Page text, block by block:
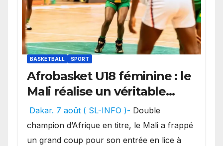
BASKETBALL SPORT
Afrobasket U18 féminine : le
Mali réalise un véritable
festival offensif et inflige
une lourde défaite au
Bénin.
Dakar. 7 août ( SL-INFO )- Double
champion d’Afrique en titre, le Mali a frappé
un grand coup pour son entrée en lice à